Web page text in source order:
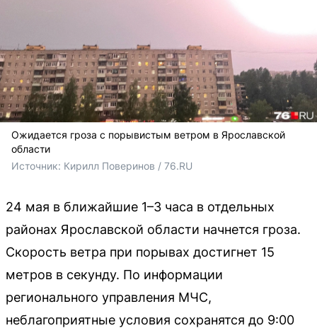
Ожидается гроза с порывистым ветром в Ярославской
области
Источник: Кирилл Поверинов / 76.RU
24 мая в ближайшие 1–3 часа в отдельных
районах Ярославской области начнется гроза.
Скорость ветра при порывах достигнет 15
метров в секунду. По информации
регионального управления МЧС,
неблагоприятные условия сохранятся до 9:00